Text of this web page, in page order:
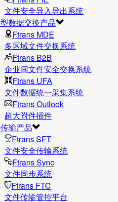
文件安全导入导出系统
数据交换产品
Ftrans MDE
多区域文件交换系统
Ftrans B2B
企业间文件安全交换系统
Ftrans UFA
文件数据统⼀采集系统
Ftrans Outlook
超大附件插件
输产品
Ftrans SFT
文件安全传输系统
Ftrans Sync
文件同步系统
Ftrans FTC
文件传输管控平台